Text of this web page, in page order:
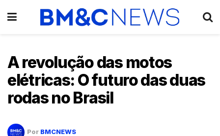
A revolução das motos
elétricas: O futuro das duas
rodas no Brasil
Por BMCNEWS